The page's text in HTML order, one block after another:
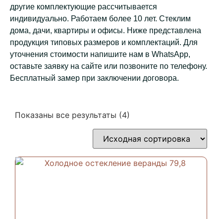
другие комплектующие рассчитывается
индивидуально. Работаем более 10 лет. Стеклим
дома, дачи, квартиры и офисы. Ниже представлена
продукция типовых размеров и комплектаций. Для
уточнения стоимости напишите нам в WhatsApp,
оставьте заявку на сайте или позвоните по телефону.
Бесплатный замер при заключении договора.
Показаны все результаты (4)